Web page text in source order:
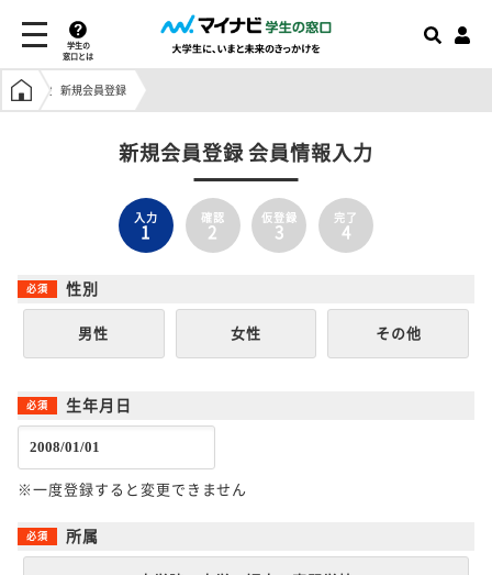
学生の
窓口とは
学生の窓口トップ
新規会員登録
新規会員登録 会員情報入力
入力
1
確認
2
仮登録
3
完了
4
性別
男性 女性 その他
生年月日
※一度登録すると変更できません
所属